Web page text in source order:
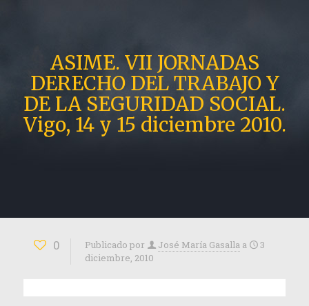
ASIME. VII JORNADAS
DERECHO DEL TRABAJO Y
DE LA SEGURIDAD SOCIAL.
0 Publicado por José María Gasalla a
3
diciembre, 2010